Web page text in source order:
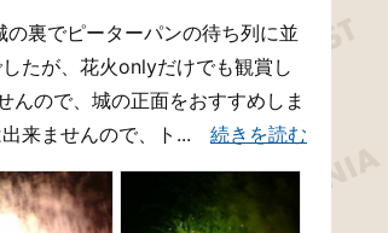
裏でピーターパンの待ち列に並
たが、花火onlyだけでも観賞し
んので、城の正面をおすすめしま
来ませんので、ト... 続きを読む